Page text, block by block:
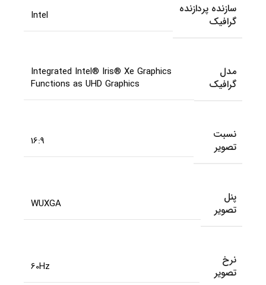
سازنده پردازنده
گرافیک
Intel
مدل
گرافیک
Integrated Intel® Iris® Xe Graphics
Functions as UHD Graphics
نسبت
تصویر
16:9
پنل
تصویر
WUXGA
نرخ
تصویر
60Hz